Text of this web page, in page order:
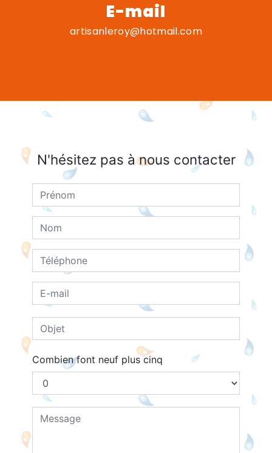
E-mail
artisanleroy@hotmail.com
N'hésitez pas à nous contacter
Combien font neuf plus cinq